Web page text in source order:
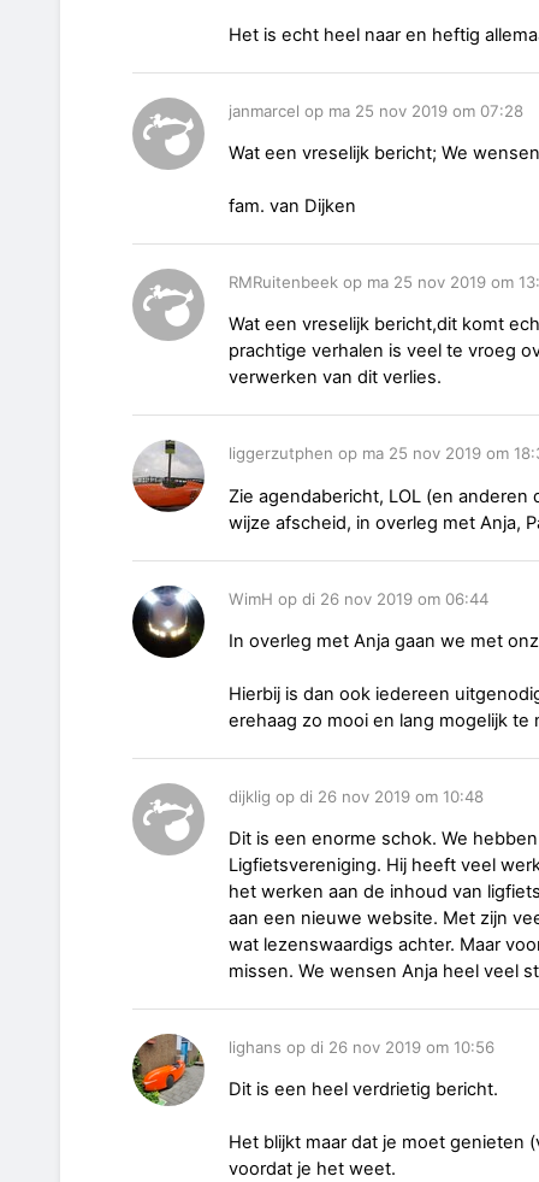
Het is echt heel naar en heftig
janmarcel op ma 25 nov 2019 om 07:28
Wat een vreselijk bericht; We
fam. van Dijken
RMRuitenbeek op ma 25 nov 2019 om
Wat een vreselijk bericht,dit komt
prachtige verhalen is veel te vroeg
verwerken van dit verlies.
liggerzutphen op ma 25 nov 2019 om
Zie agendabericht, LOL (en
wijze afscheid, in overleg met Anja,
WimH op di 26 nov 2019 om 06:44
In overleg met Anja gaan we met
Hierbij is dan ook iedereen
erehaag zo mooi en lang mogelijk te
dijklig op di 26 nov 2019 om 10:48
Dit is een enorme schok. We
Ligfietsvereniging. Hij heeft veel
het werken aan de inhoud van
aan een nieuwe website. Met zijn
wat lezenswaardigs achter. Maar
missen. We wensen Anja heel veel
lighans op di 26 nov 2019 om 10:56
Dit is een heel verdrietig bericht.
Het blijkt maar dat je moet genieten
voordat je het weet.